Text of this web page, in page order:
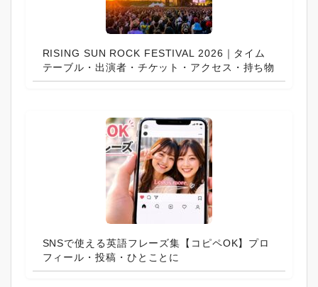
RISING SUN ROCK FESTIVAL 2026｜タイム
テーブル・出演者・チケット・アクセス・持ち物
SNSで使える英語フレーズ集【コピペOK】プロ
フィール・投稿・ひとことに